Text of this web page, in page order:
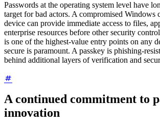
Passwords at the operating system level have
target for bad actors. A compromised Windows
device can provide immediate access to files,
enterprise resources before other security
is one of the highest-value entry points on any
secure is paramount. A passkey is phishing-
behind additional layers of verification and
A continued commitment to
innovation